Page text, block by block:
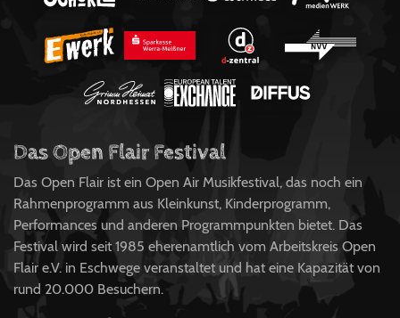
Das Open Flair Festival
Das Open Flair ist ein Open Air Musikfestival, das noch ein
Rahmenprogramm aus Kleinkunst, Kinderprogramm,
Performances und anderen Programmpunkten bietet. Das
Festival wird seit 1985 eherenamtlich vom Arbeitskreis Open
Flair e.V. in Eschwege veranstaltet und hat eine Kapazität von
rund 20.000 Besuchern.